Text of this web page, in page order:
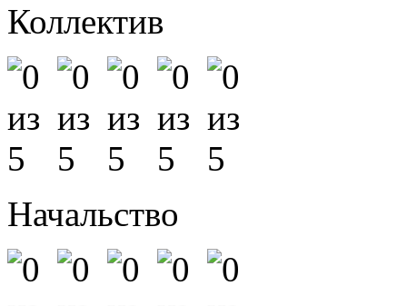
Коллектив
Начальство